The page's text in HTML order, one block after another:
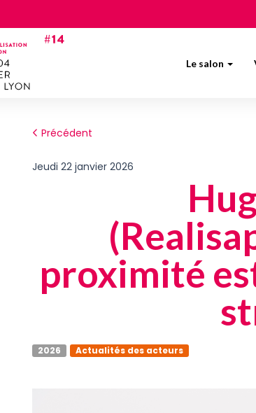
Le salon
Précédent
jeudi 22 janvier 2026
proximité
2026 Actualités des acteurs